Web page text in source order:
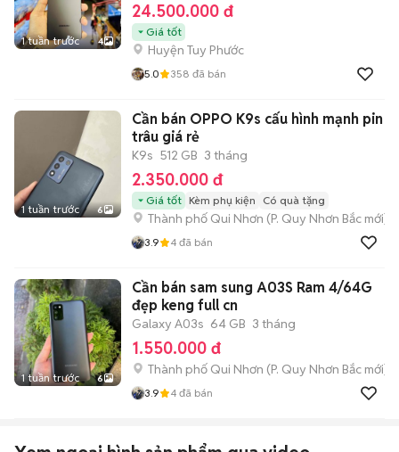
1 tuần trước 4
24.500.000 đ
Giá tốt
Huyện Tuy Phước
5.0 358 đã bán
1 tuần trước 6
Cần bán OPPO K9s cấu hình mạnh pin
trâu giá rẻ
K9s 512 GB 3 tháng
2.350.000 đ
Giá tốt Kèm phụ kiện Có quà tặng
Thành phố Qui Nhơn (P. Quy Nhơn Bắc mới)
3.9 4 đã bán
1 tuần trước 6
Cần bán sam sung A03S Ram 4/64G
đẹp keng full cn
Galaxy A03s 64 GB 3 tháng
1.550.000 đ
Thành phố Qui Nhơn (P. Quy Nhơn Bắc mới)
3.9 4 đã bán